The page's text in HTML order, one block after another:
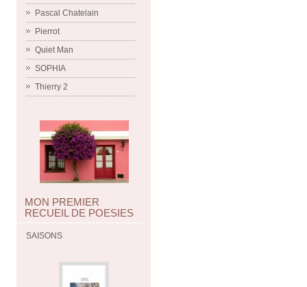
Pascal Chatelain
Pierrot
Quiet Man
SOPHIA
Thierry 2
MON PREMIER
RECUEIL DE POESIES
SAISONS